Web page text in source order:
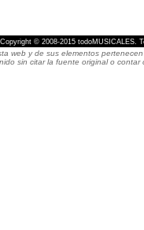
Copyright © 2008-2015 todoMUSICALES.
web y de sus elementos
sin citar la fuente original o